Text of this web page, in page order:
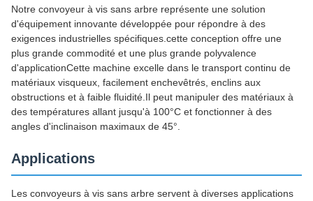
Notre convoyeur à vis sans arbre représente une solution
d'équipement innovante développée pour répondre à des
exigences industrielles spécifiques.cette conception offre une
plus grande commodité et une plus grande polyvalence
d'applicationCette machine excelle dans le transport continu de
matériaux visqueux, facilement enchevêtrés, enclins aux
obstructions et à faible fluidité.Il peut manipuler des matériaux à
des températures allant jusqu'à 100°C et fonctionner à des
angles d'inclinaison maximaux de 45°.
Applications
Les convoyeurs à vis sans arbre servent à diverses applications